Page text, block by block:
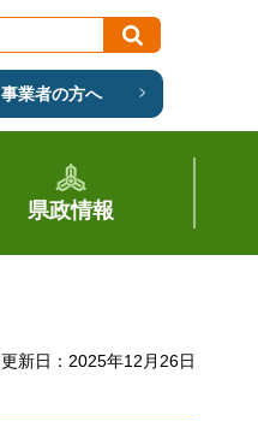
事業者の方へ
県政情報
更新日：2025年12月26日